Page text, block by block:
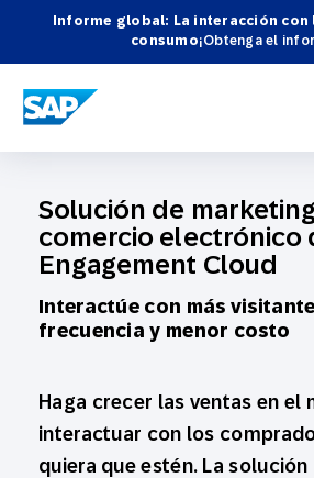
Informe global: La interacción
consumo¡Obtenga el
SAP ENGAGEMENT CLOUD
Solución de
comercio electrónico
Engagement Cloud
Interactúe con más
frecuencia y menor costo
Haga crecer las ventas en el
interactuar con los
quiera que estén. La solución